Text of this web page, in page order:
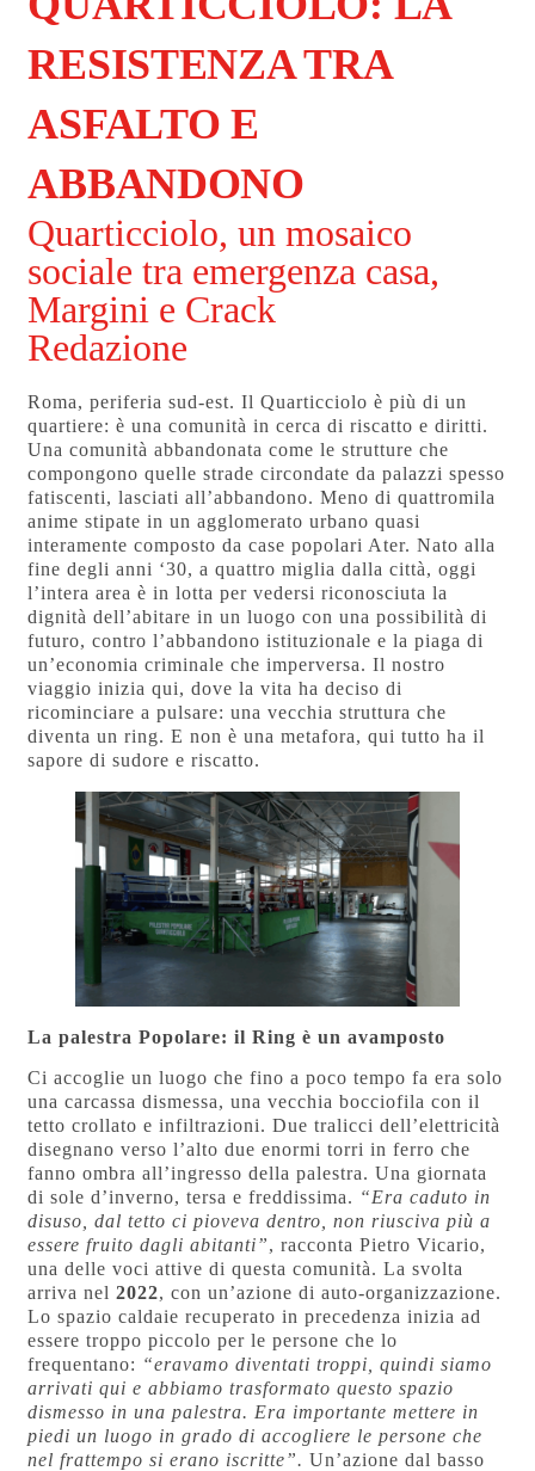
RESISTENZA TRA
ASFALTO E
ABBANDONO
Quarticciolo, un mosaico
sociale tra emergenza casa,
Margini e Crack
Redazione
Roma, periferia sud-est. Il Quarticciolo è più di un
quartiere: è una comunità in cerca di riscatto e diritti.
Una comunità abbandonata come le strutture che
compongono quelle strade circondate da palazzi spesso
fatiscenti, lasciati all’abbandono. Meno di quattromila
anime stipate in un agglomerato urbano quasi
interamente composto da case popolari Ater. Nato alla
fine degli anni ‘30, a quattro miglia dalla città, oggi
l’intera area è in lotta per vedersi riconosciuta la
dignità dell’abitare in un luogo con una possibilità di
futuro, contro l’abbandono istituzionale e la piaga di
un’economia criminale che imperversa. Il nostro
viaggio inizia qui, dove la vita ha deciso di
ricominciare a pulsare: una vecchia struttura che
diventa un ring. E non è una metafora, qui tutto ha il
sapore di sudore e riscatto.
La palestra Popolare: il Ring è un avamposto
Ci accoglie un luogo che fino a poco tempo fa era solo
una carcassa dismessa, una vecchia bocciofila con il
tetto crollato e infiltrazioni. Due tralicci dell’elettricità
disegnano verso l’alto due enormi torri in ferro che
fanno ombra all’ingresso della palestra. Una giornata
di sole d’inverno, tersa e freddissima. “Era caduto in
disuso, dal tetto ci pioveva dentro, non riusciva più a
essere fruito dagli abitanti”, racconta Pietro Vicario,
una delle voci attive di questa comunità. La svolta
arriva nel2022, con un’azione di auto-organizzazione.
Lo spazio caldaie recuperato in precedenza inizia ad
essere troppo piccolo per le persone che lo
frequentano: “eravamo diventati troppi, quindi siamo
arrivati qui e abbiamo trasformato questo spazio
dismesso in una palestra. Era importante mettere in
piedi un luogo in grado di accogliere le persone che
nel frattempo si erano iscritte”. Un’azione dal basso